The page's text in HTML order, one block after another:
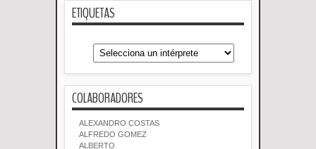
ETIQUETAS
COLABORADORES
ALEXANDRO COSTAS
ALFREDO GOMEZ
ALBERTO